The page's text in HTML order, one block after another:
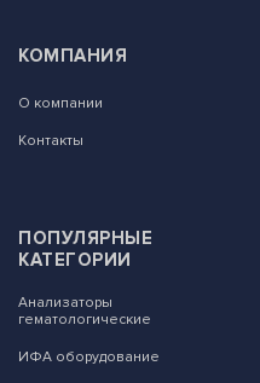
КОМПАНИЯ
О компании
Контакты
ПОПУЛЯРНЫЕ
КАТЕГОРИИ
Анализаторы
гематологические
ИФА оборудование